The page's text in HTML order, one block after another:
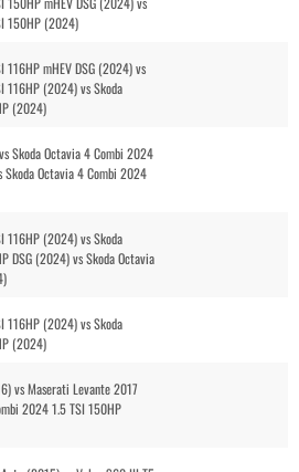
150HP (2024)
mHEV DSG (2024) vs
116HP (2024) vs Skoda
(2024)
Skoda Octavia 4 Combi 2024
Skoda Octavia 4 Combi 2024
116HP (2024) vs Skoda
DSG (2024) vs Skoda Octavia
116HP (2024) vs Skoda
(2024)
vs Maserati Levante 2017
2024 1.5 TSI 150HP